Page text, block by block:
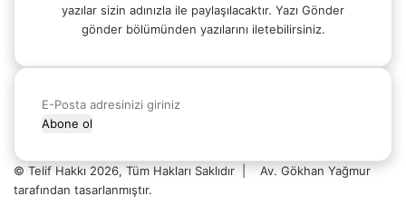
yazılar sizin adınızla ile paylaşılacaktır. Yazı Gönder
gönder bölümünden yazılarını iletebilirsiniz.
E-
Posta
giriniz
© Telif Hakkı 2026, Tüm Hakları Saklıdır |
Av. Gökhan Yağmur
tarafından tasarlanmıştır.